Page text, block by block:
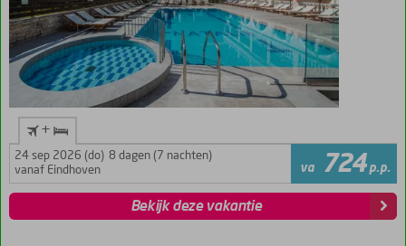
+
24 sep 2026 (do) 8 dagen (7 nachten)
vanaf Eindhoven
va 724 p.p.
Bekijk deze vakantie